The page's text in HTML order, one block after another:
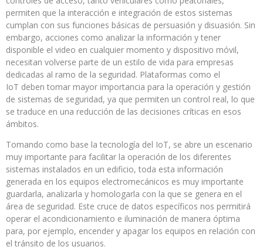
permiten que la interacción e integración de estos sistemas
cumplan con sus funciones básicas de persuasión y disuasión. Sin
embargo, acciones como analizar la información y tener
disponible el video en cualquier momento y dispositivo móvil,
necesitan volverse parte de un estilo de vida para empresas
dedicadas al ramo de la seguridad. Plataformas como el
IoT deben tomar mayor importancia para la operación y gestión
de sistemas de seguridad, ya que permiten un control real, lo que
se traduce en una reducción de las decisiones críticas en esos
ámbitos.
Tomando como base la tecnología del IoT, se abre un escenario
muy importante para facilitar la operación de los diferentes
sistemas instalados en un edificio, toda esta información
generada en los equipos electromecánicos es muy importante
guardarla, analizarla y homologarla con la que se genera en el
área de seguridad. Este cruce de datos específicos nos permitirá
operar el acondicionamiento e iluminación de manera óptima
para, por ejemplo, encender y apagar los equipos en relación con
el tránsito de los usuarios.